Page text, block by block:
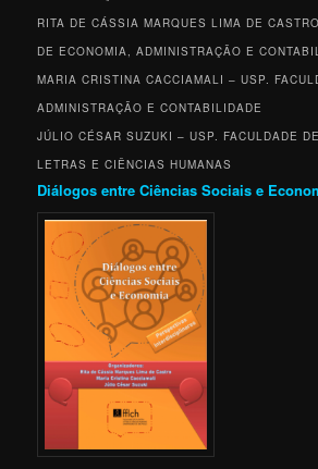
RITA DE CÁSSIA MARQUES LIMA DE
DE ECONOMIA, ADMINISTRAÇÃO E
MARIA CRISTINA CACCIAMALI –USP.
ADMINISTRAÇÃO E CONTABILIDADE
JÚLIO CÉSAR SUZUKI –USP. FACULDADE
LETRAS E CIÊNCIAS HUMANAS
Diálogos entre Ciências Sociais e